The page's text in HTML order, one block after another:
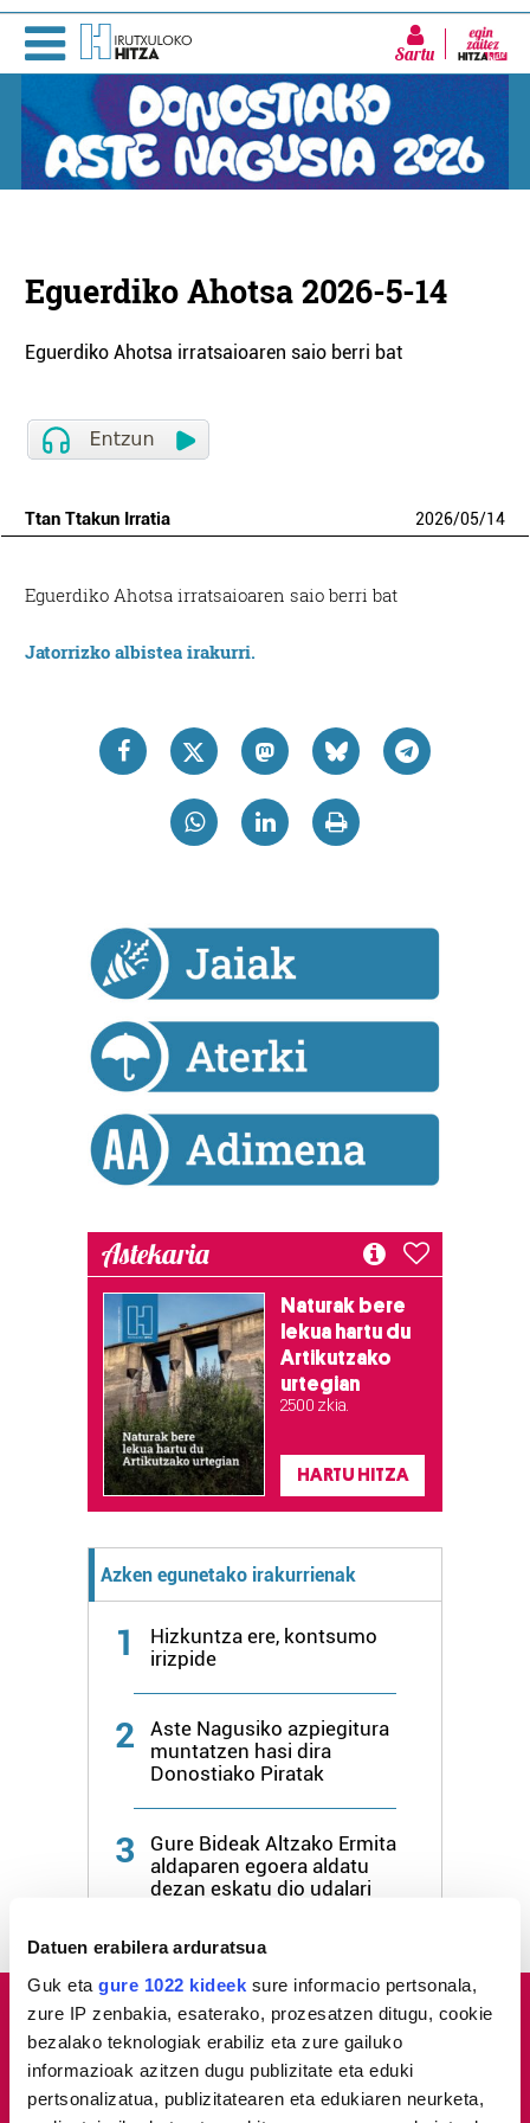
Datuen erabilera arduratsua
Guk eta gure 1022 kideek sure informacio pertsonala,
zure IP zenbakia, esaterako, prozesatzen ditugu, cookie
bezalako teknologiak erabiliz eta zure gailuko
informazioak azitzen dugu publizitate eta eduki
pertsonalizatua, publizitatearen eta edukiaren neurketa,
Sartu
Eguerdiko Ahotsa 2026-5-14
Eguerdiko Ahotsa irratsaioaren saio berri bat
Ttan Ttakun Irratia 2026/05/14
Eguerdiko Ahotsa irratsaioaren saio berri bat
Jatorrizko albistea irakurri.
Astekaria
Naturak bere
lekua hartu du
Artikutzako
urtegian
2.500 zkia.
HARTU HITZA
Azken egunetako irakurrienak
1
Hizkuntza ere, kontsumo
irizpide
2
Aste Nagusiko azpiegitura
muntatzen hasi dira
Donostiako Piratak
3
Gure Bideak Altzako Ermita
aldaparen egoera aldatu
dezan eskatu dio udalari